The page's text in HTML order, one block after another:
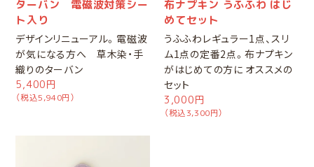
ターバン 電磁波対策シー
ト入り
デザインリニューアル。電磁波
が気になる方へ 草木染・手
織りのターバン
5,400円
（税込5,940円）
布ナプキン うふふわ はじ
めてセット
うふふわレギュラー1点、スリ
ム1点の定番2点。布ナプキン
がはじめての方に オススメの
セット
3,000円
（税込3,300円）